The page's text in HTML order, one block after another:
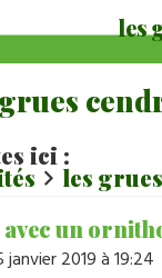
les
ici :
les
avec un
2019 à 19:24